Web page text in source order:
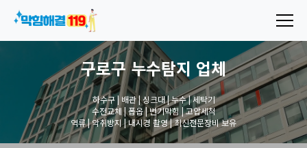
구로구 누수탐지 업체
하수구 | 배관 | 싱크대 | 누수 | 세탁기
수전교체 | 폽옵 | 변기막힘 | 고압세척
역류 | 악취방지 | 내시경 촬영 | 최신전문장비 보유